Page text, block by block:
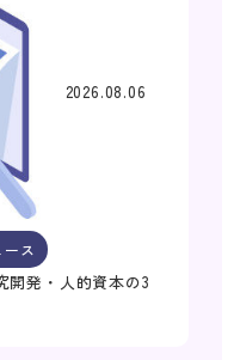
2026.08.06
ース
開発・人的資本の3